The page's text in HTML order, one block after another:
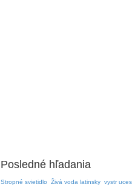
Posledné hľadania
Stropné svietidlo Živá voda latinsky vystr uces